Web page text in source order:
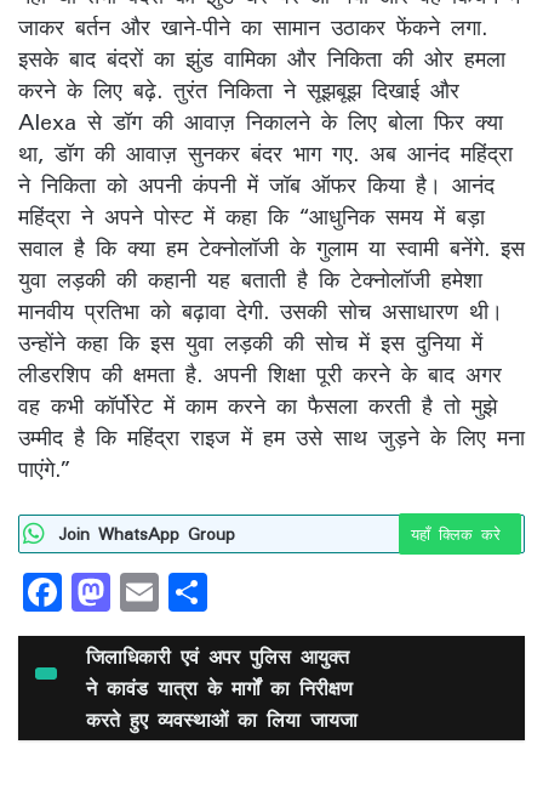
जाकर बर्तन और खाने-पीने का सामान उठाकर फेंकने लगा.
इसके बाद बंदरों का झुंड वामिका और निकिता की ओर हमला
करने के लिए बढ़े. तुरंत निकिता ने सूझबूझ‍ दिखाई और
Alexa से डॉग की आवाज़ निकालने के लिए बोला फिर क्‍या
था, डॉग की आवाज़ सुनकर बंदर भाग गए. अब आनंद महिंद्रा
ने निकिता को अपनी कंपनी में जॉब ऑफर किया है। आनंद
महिंद्रा ने अपने पोस्ट में कहा कि “आधुनिक समय में बड़ा
सवाल है कि क्या हम टेक्‍नोलॉजी के गुलाम या स्वामी बनेंगे. इस
युवा लड़की की कहानी यह बताती है कि टेक्‍नोलॉजी हमेशा
मानवीय प्रतिभा को बढ़ावा देगी. उसकी सोच असाधारण थी।
उन्‍होंने कहा कि इस युवा लड़की की सोच में इस दुनिया में
लीडरशिप की क्षमता है. अपनी शिक्षा पूरी करने के बाद अगर
वह कभी कॉर्पोरेट में काम करने का फैसला करती है तो मुझे
उम्‍मीद है कि महिंद्रा राइज में हम उसे साथ जुड़ने के लिए मना
पाएंगे.”
Join WhatsApp Group यहाँ क्लिक करे
F
a
b
M
a
st
o
d
E
m
ai
l
h
ar
e
जिलाधिकारी एवं अपर पुलिस आयुक्त
ने कावंड यात्रा के मार्गों का निरीक्षण
करते हुए व्यवस्थाओं का लिया जायजा